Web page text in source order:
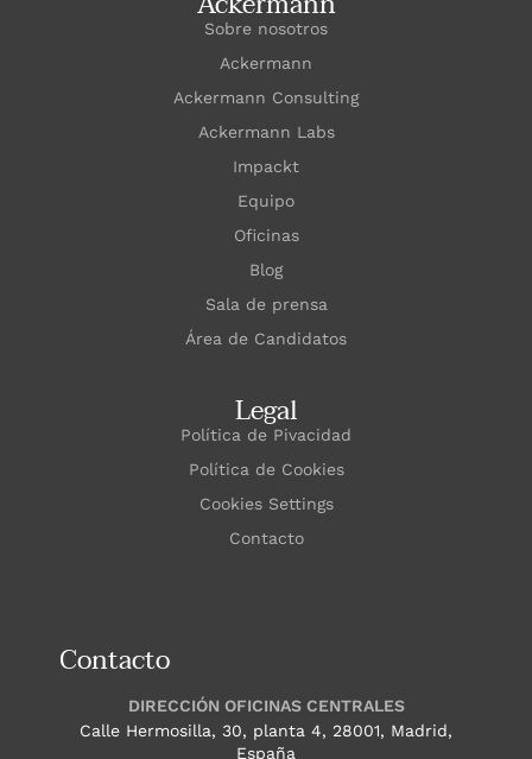
Sobre nosotros
Ackermann
Ackermann Consulting
Ackermann Labs
Impackt
Equipo
Oficinas
Blog
Sala de prensa
Área de Candidatos
Legal
Política de Pivacidad
Política de Cookies
Cookies Settings
Contacto
Contacto
DIRECCIÓN OFICINAS CENTRALES
Calle Hermosilla, 30, planta 4, 28001, Madrid,
España